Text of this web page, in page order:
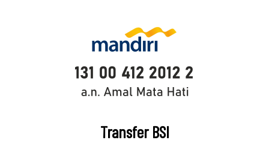
Transfer BSI